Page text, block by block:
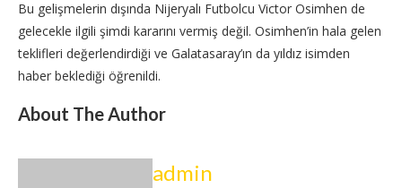
Bu gelişmelerin dışında Nijeryalı Futbolcu Victor Osimhen de
gelecekle ilgili şimdi kararını vermiş değil. Osimhen’in hala gelen
teklifleri değerlendirdiği ve Galatasaray’ın da yıldız isimden
haber beklediği öğrenildi.
About The Author
admin